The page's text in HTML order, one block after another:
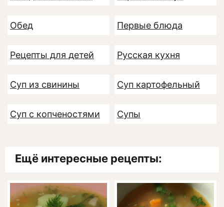
Обед Первые блюда
Рецепты для детей Русская кухня
Суп из свинины Суп картофельный
Суп с копченостями Супы
Ещё интересные рецепты: